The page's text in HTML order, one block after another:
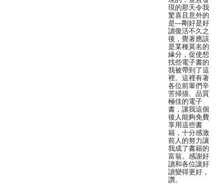
現的那天令我
驚喜且意外的
是—剛好是好
讀復活不久之
後，覺著應該
是某種莫名的
緣分，促使想
找些電子書的
我被帶到了這
裡。這裡有著
各位前輩們辛
苦掃描、品質
極佳的電子
書，讓我這個
後人能夠免費
享用這些書
籍，十分感激
前人的努力讓
我成了書籍的
富翁。感謝好
讀和各位讓好
讀變得更好，
讚。